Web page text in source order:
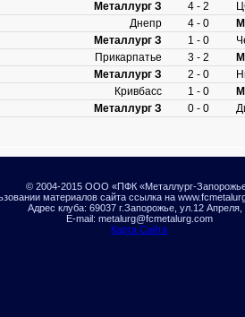
Металлург З 4 - 2
Днепр 4 - 0
Металлург З 1 - 0
Прикарпатье 3 - 2
Металлург З 2 - 0
Кривбасс 1 - 0
Металлург З 0 - 0
© 2004-2015 ООО «ПФК «Металлург-
материалов сайта ссылка на
Адрес клуба: 69037 г.Запорожье, ул.12 Апреля,
E-mail: metalurg@fcmetalurg.com
Карта Сайта